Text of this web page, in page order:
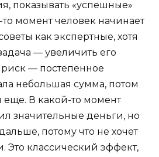
показывать «успешные»
момент человек начинает
как экспертные, хотя
— увеличить его
— постепенное
небольшая сумма, потом
еще. В какой-то момент
значительные деньги, но
потому что не хочет
Это классический эффект,